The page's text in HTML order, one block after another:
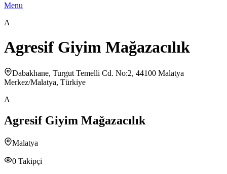
Menu
A
Agresif Giyim Mağazacılık
Dabakhane, Turgut Temelli Cd. No:2, 44100 Malatya
Merkez/Malatya, Türkiye
A
Agresif Giyim Mağazacılık
Malatya
0 Takipçi